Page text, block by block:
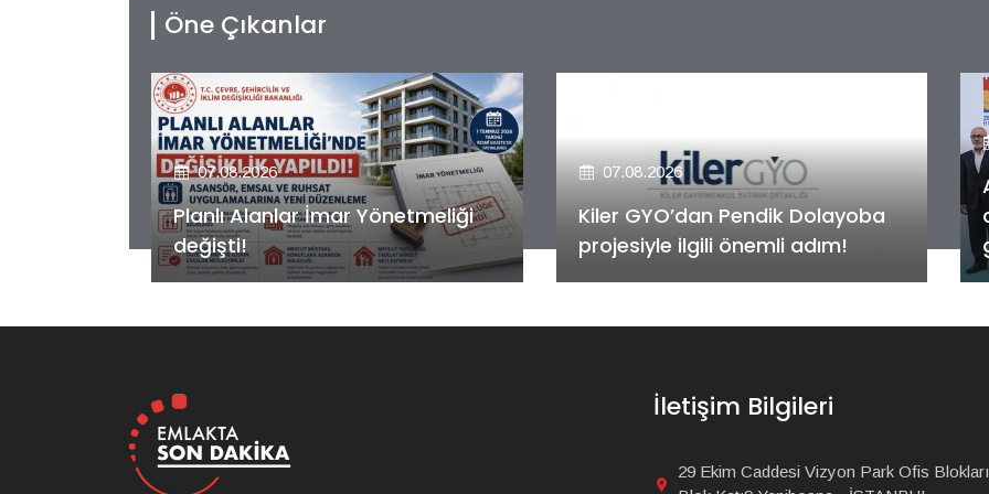
Öne Çıkanlar
07.08.2026
Kiler GYO’dan Pendik Dolayoba
projesiyle ilgili önemli adım!
07.08.2026
Alya Merkezefendi Konutları'nın
anahtar teslim töreni
gerçekleştirildi!
İletişim Bilgileri
29 Ekim Caddesi Vizyon Park Ofis